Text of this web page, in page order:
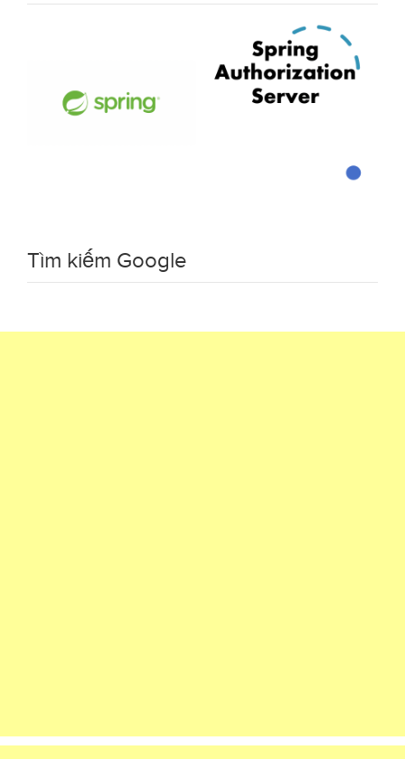
Tìm kiếm Google